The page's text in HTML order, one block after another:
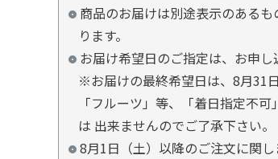
商品のお届けは別途表示のあるも
ります。
お届け希望日のご指定は、お申し
※お届けの最終希望日は、8月31
「フルーツ」等、「着日指定不
は 出来ませんのでご了承下さい。
8月1日（土）以降のご注文に関し